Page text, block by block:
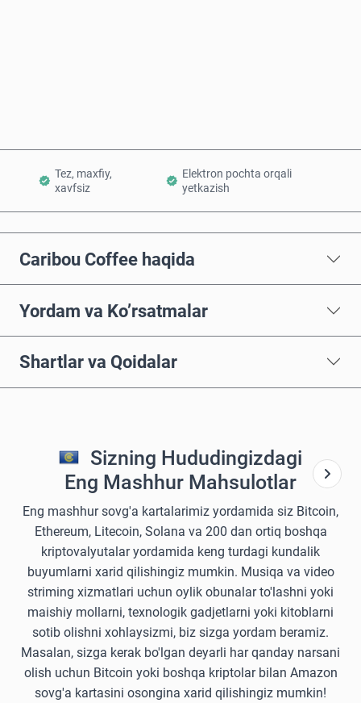
Tez, maxfiy,
xavfsiz
Elektron pochta orqali
yetkazish
Caribou Coffee haqida
Yordam va Ko’rsatmalar
Shartlar va Qoidalar
Sizning Hududingizdagi
Eng Mashhur Mahsulotlar
Eng mashhur sovg'a kartalarimiz yordamida siz Bitcoin,
Ethereum, Litecoin, Solana va 200 dan ortiq boshqa
kriptovalyutalar yordamida keng turdagi kundalik
buyumlarni xarid qilishingiz mumkin. Musiqa va video
striming xizmatlari uchun oylik obunalar to'lashni yoki
maishiy mollarni, texnologik gadjetlarni yoki kitoblarni
sotib olishni xohlaysizmi, biz sizga yordam beramiz.
Masalan, sizga kerak bo'lgan deyarli har qanday narsani
olish uchun Bitcoin yoki boshqa kriptolar bilan Amazon
sovg'a kartasini osongina xarid qilishingiz mumkin!